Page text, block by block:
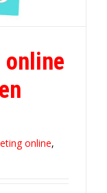
online
online,